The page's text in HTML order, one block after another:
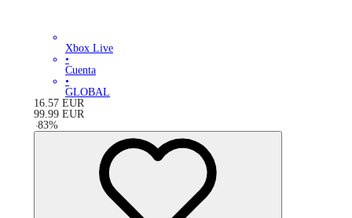
Xbox Live
•
Cuenta
•
GLOBAL
16.57 EUR
99.99 EUR
-83%